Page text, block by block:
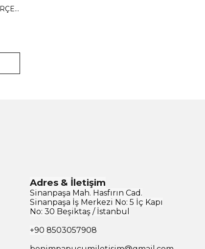
MENDY 3 CM GİZLİ TOPUKLU GERÇEK DERİ BABET
Adres & İletişim
Sinanpaşa Mah. Hasfırın Cad.
Sinanpaşa İş Merkezi No: 5 İç Kapı
No: 30 Beşiktaş / İstanbul
+90 8503057908